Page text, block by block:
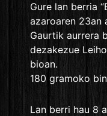
Gure lan berria
azaroaren 23an
Gaurtik aurrera
dezakezue
bioan.
180 gramoko
Lan berri hau 8